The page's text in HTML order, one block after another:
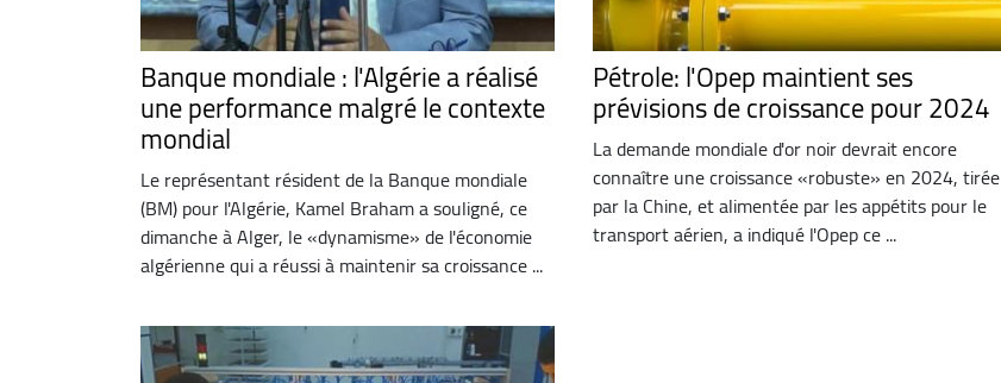
Banque mondiale : l'Algérie a réalisé
une performance malgré le contexte
mondial
Le représentant résident de la Banque mondiale
(BM) pour l'Algérie, Kamel Braham a souligné, ce
dimanche à Alger, le «dynamisme» de l'économie
algérienne qui a réussi à maintenir sa croissance ...
Pétrole: l'Opep maintient ses
prévisions de croissance pour 2024
La demande mondiale d'or noir devrait encore
connaître une croissance «robuste» en 2024, tirée
par la Chine, et alimentée par les appétits pour le
transport aérien, a indiqué l'Opep ce ...